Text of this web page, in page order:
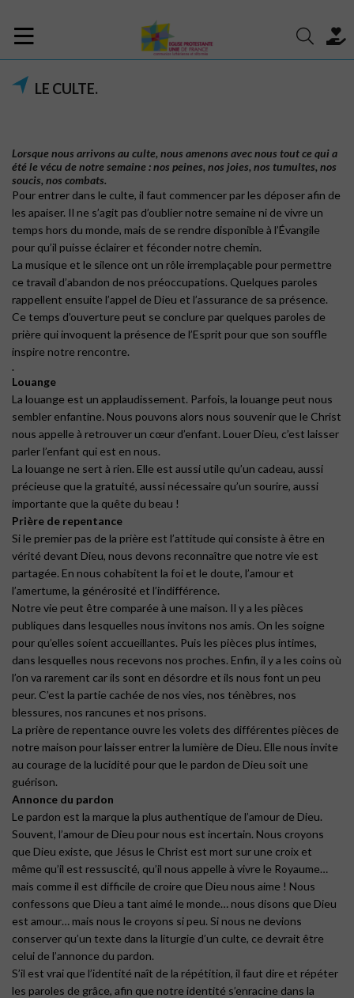
LE CULTE.
Lorsque nous arrivons au culte, nous amenons avec nous tout ce qui a
été le vécu de notre semaine : nos peines, nos joies, nos tumultes, nos
soucis, nos combats.
Pour entrer dans le culte, il faut commencer par les déposer afin de
les apaiser. Il ne s’agit pas d’oublier notre semaine ni de vivre un
temps hors du monde, mais de se rendre disponible à l’Évangile
pour qu’il puisse éclairer et féconder notre chemin.
La musique et le silence ont un rôle irremplaçable pour permettre
ce travail d’abandon de nos préoccupations. Quelques paroles
rappellent ensuite l’appel de Dieu et l’assurance de sa présence.
Ce temps d’ouverture peut se conclure par quelques paroles de
prière qui invoquent la présence de l’Esprit pour que son souffle
inspire notre rencontre.
.
Louange
La louange est un applaudissement. Parfois, la louange peut nous
sembler enfantine. Nous pouvons alors nous souvenir que le Christ
nous appelle à retrouver un cœur d’enfant. Louer Dieu, c’est laisser
parler l’enfant qui est en nous.
La louange ne sert à rien. Elle est aussi utile qu’un cadeau, aussi
précieuse que la gratuité, aussi nécessaire qu’un sourire, aussi
importante que la quête du beau !
Prière de repentance
Si le premier pas de la prière est l’attitude qui consiste à être en
vérité devant Dieu, nous devons reconnaître que notre vie est
partagée. En nous cohabitent la foi et le doute, l’amour et
l’amertume, la générosité et l’indifférence.
Notre vie peut être comparée à une maison. Il y a les pièces
publiques dans lesquelles nous invitons nos amis. On les soigne
pour qu’elles soient accueillantes. Puis les pièces plus intimes,
dans lesquelles nous recevons nos proches. Enfin, il y a les coins où
l’on va rarement car ils sont en désordre et ils nous font un peu
peur. C’est la partie cachée de nos vies, nos ténèbres, nos
blessures, nos rancunes et nos prisons.
La prière de repentance ouvre les volets des différentes pièces de
notre maison pour laisser entrer la lumière de Dieu. Elle nous invite
au courage de la lucidité pour que le pardon de Dieu soit une
guérison.
Annonce du pardon
Le pardon est la marque la plus authentique de l’amour de Dieu.
Souvent, l’amour de Dieu pour nous est incertain. Nous croyons
que Dieu existe, que Jésus le Christ est mort sur une croix et
même qu’il est ressuscité, qu’il nous appelle à vivre le Royaume…
mais comme il est difficile de croire que Dieu nous aime ! Nous
confessons que Dieu a tant aimé le monde… nous disons que Dieu
est amour… mais nous le croyons si peu. Si nous ne devions
conserver qu’un texte dans la liturgie d’un culte, ce devrait être
celui de l’annonce du pardon.
S’il est vrai que l’identité naît de la répétition, il faut dire et répéter
les paroles de grâce, afin que notre identité s’enracine dans la